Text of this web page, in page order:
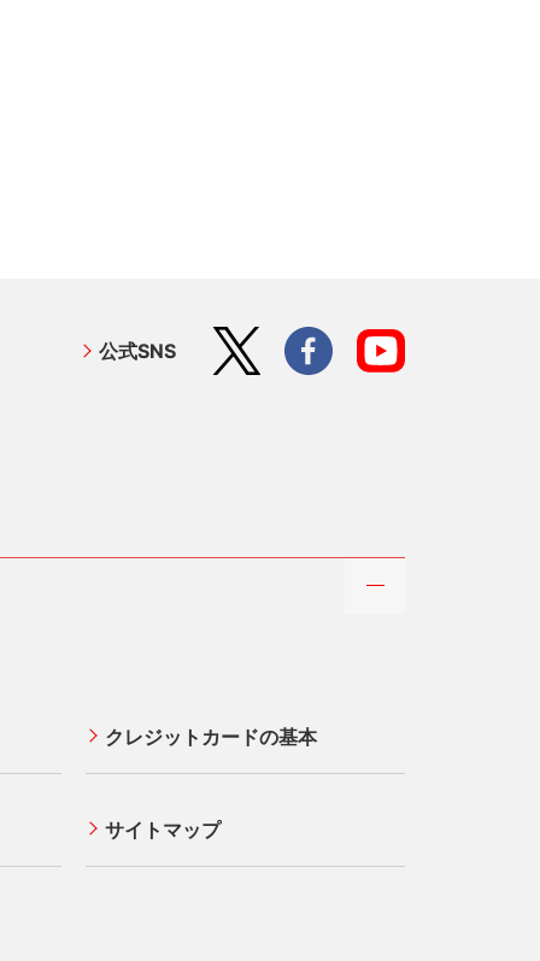
公式SNS
クレジットカードの基本
サイトマップ